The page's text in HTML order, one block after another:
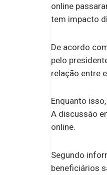
online
tem impacto
De acordo
pelo
relação entre
Enquanto
A discussão
online.
Segundo
beneficiários